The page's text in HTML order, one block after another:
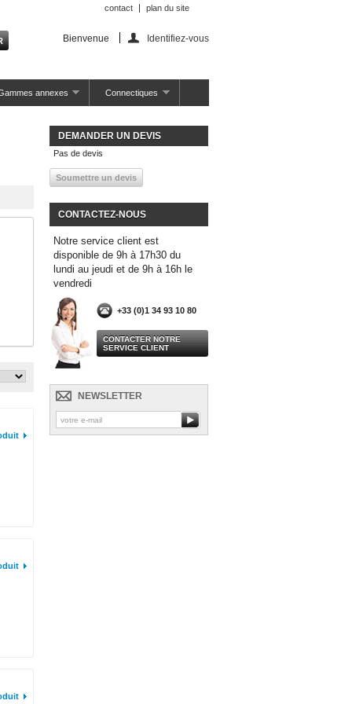
contact plan du site
Bienvenue Identifiez-vous
annexes Connectiques
DEMANDER UN DEVIS
Pas de devis
CONTACTEZ-NOUS
Notre service client est
disponible de 9h à 17h30 du
lundi au jeudi et de 9h à 16h le
vendredi
+33 (0)1 34 93 10 80
CONTACTER NOTRE
SERVICE CLIENT
NEWSLETTER